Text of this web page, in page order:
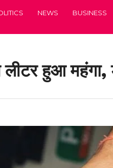
NEWS BUSINESS
हुआ महंगा,